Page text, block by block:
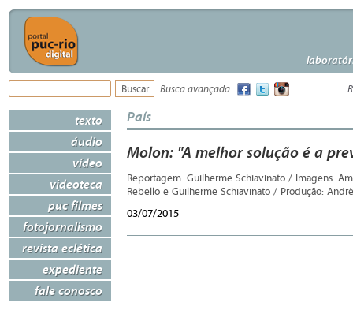
Busca avançada
texto
áudio
vídeo
videoteca
puc filmes
fotojornalismo
revista eclética
expediente
fale conosco
País
Molon: "A melhor solução é a
Reportagem: Guilherme Schiavinato / Imagens:
Rebello e Guilherme Schiavinato / Produção:
03/07/2015